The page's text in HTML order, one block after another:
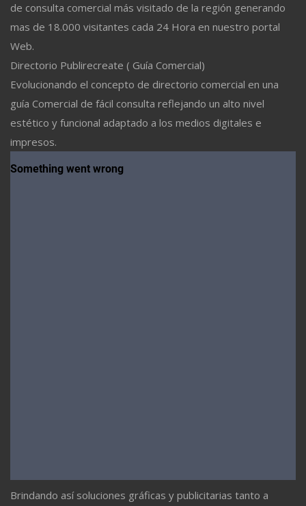
de consulta comercial más visitado de la región generando
mas de 18.000 visitantes cada 24 Hora en nuestro portal
Web.
Directorio Publirecreate ( Guía Comercial)
Evolucionando el concepto de directorio comercial en una
guía Comercial de fácil consulta reflejando un alto nivel
estético y funcional adaptado a los medios digitales e
impresos.
Brindando así soluciones gráficas y publicitarias tanto a